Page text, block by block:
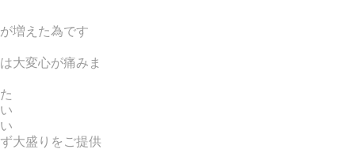
増えた為です
大変心が痛みま
大盛りをご提供